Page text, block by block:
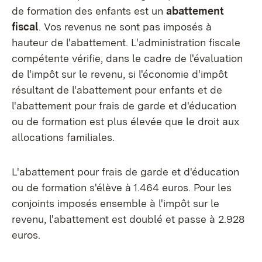
de formation des enfants est un abattement
fiscal. Vos revenus ne sont pas imposés à
hauteur de l'abattement. L'administration fiscale
compétente vérifie, dans le cadre de l'évaluation
de l'impôt sur le revenu, si l'économie d'impôt
résultant de l'abattement pour enfants et de
l'abattement pour frais de garde et d'éducation
ou de formation est plus élevée que le droit aux
allocations familiales.
L'abattement pour frais de garde et d'éducation
ou de formation s'élève à 1.464 euros. Pour les
conjoints imposés ensemble à l'impôt sur le
revenu, l'abattement est doublé et passe à 2.928
euros.